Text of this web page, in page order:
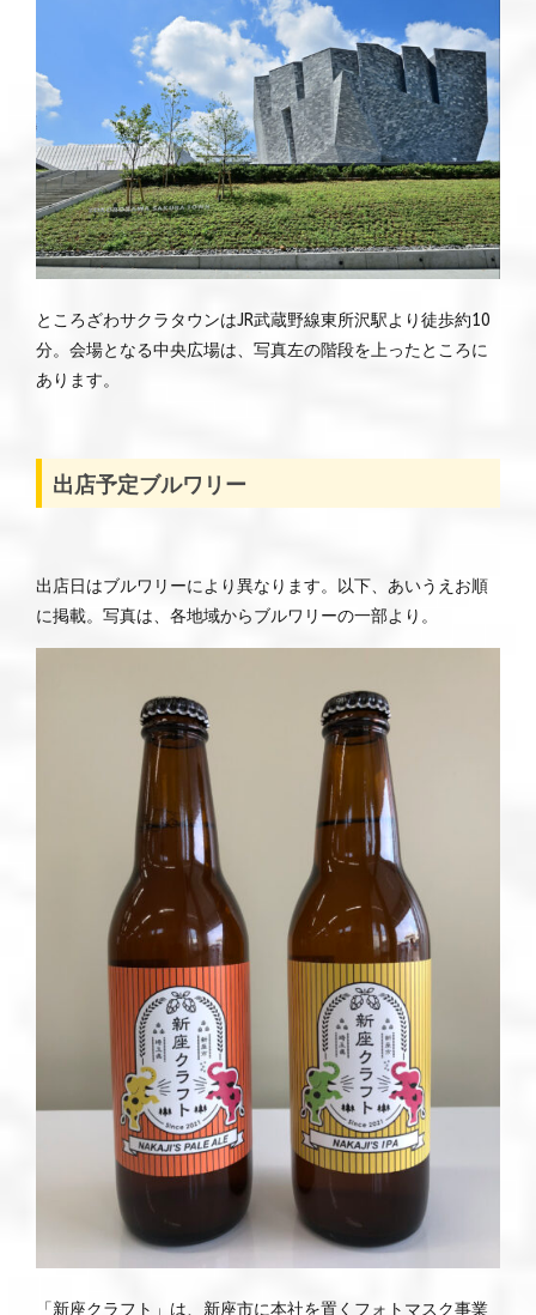
ところざわサクラタウンはJR武蔵野線東所沢駅より徒歩約10
分。会場となる中央広場は、写真左の階段を上ったところに
あります。
出店予定ブルワリー
出店日はブルワリーにより異なります。以下、あいうえお順
に掲載。写真は、各地域からブルワリーの一部より。
「新座クラフト」は、新座市に本社を置くフォトマスク事業